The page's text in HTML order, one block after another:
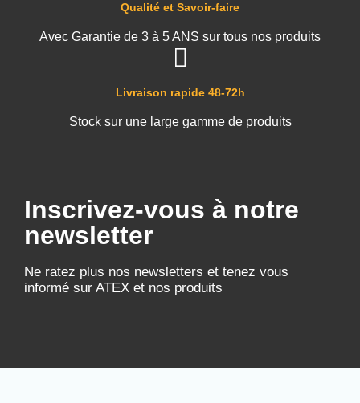
Livraison rapide 48-72h
Stock sur une large gamme de produits
Qualité et Savoir-faire
Avec Garantie de 3 à 5 ANS sur tous nos produits
Inscrivez-vous à notre
newsletter
Ne ratez plus nos newsletters et tenez vous
informé sur ATEX et nos produits